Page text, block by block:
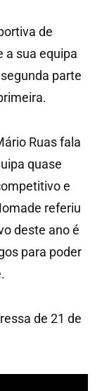
de
a sua equipa
parte
Ruas fala
quase
e
referiu
deste ano é
para poder
de 21 de